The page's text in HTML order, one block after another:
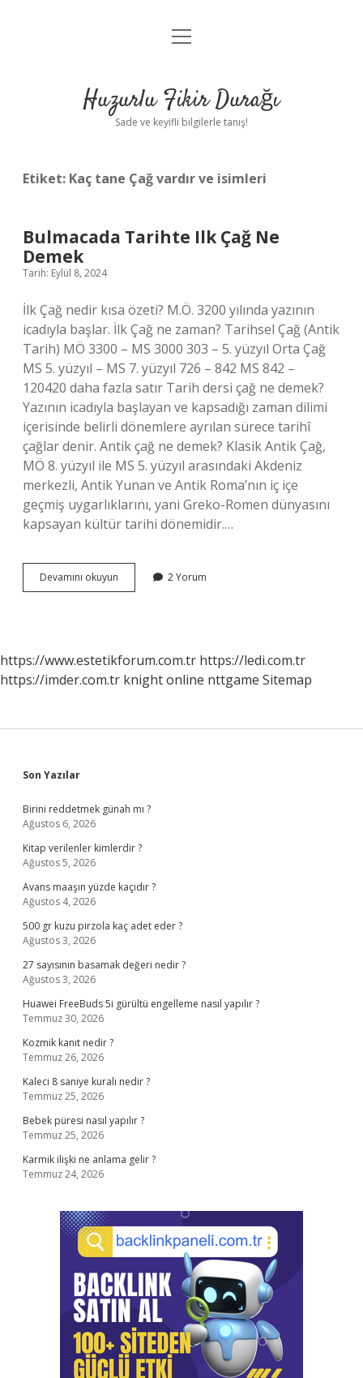
Anasayfa
Yasal Uyarı
menüyü
Huzurlu Fikir Durağı
Sade ve keyifli bilgilerle tanış!
Etiket: Kaç tane Çağ vardır ve isimleri
Bulmacada Tarihte Ilk Çağ Ne
Demek
Tarih: Eylül 8, 2024
İlk Çağ nedir kısa özeti? M.Ö. 3200 yılında yazının
icadıyla başlar. İlk Çağ ne zaman? Tarihsel Çağ (Antik
Tarih) MÖ 3300 – MS 3000 303 – 5. yüzyıl Orta Çağ
MS 5. yüzyıl – MS 7. yüzyıl 726 – 842 MS 842 –
120420 daha fazla satır Tarih dersi çağ ne demek?
Yazının icadıyla başlayan ve kapsadığı zaman dilimi
içerisinde belirli dönemlere ayrılan sürece tarihî
çağlar denir. Antik çağ ne demek? Klasik Antik Çağ,
MÖ 8. yüzyıl ile MS 5. yüzyıl arasındaki Akdeniz
merkezli, Antik Yunan ve Antik Roma’nın iç içe
geçmiş uygarlıklarını, yani Greko-Romen dünyasını
kapsayan kültür tarihi dönemidir.…
Devamını okuyun Bulmacada
Tarihte
2 Yorum
https://www.estetikforum.com.tr https://ledi.com.tr
https://imder.com.tr knight online nttgame Sitemap
Sidebar
Son Yazılar
Birini reddetmek günah mı ?
Ağustos 6, 2026
Kitap verilenler kimlerdir ?
Ağustos 5, 2026
Avans maaşın yüzde kaçıdır ?
Ağustos 4, 2026
500 gr kuzu pirzola kaç adet eder ?
Ağustos 3, 2026
27 sayısının basamak değeri nedir ?
Ağustos 3, 2026
Huawei FreeBuds 5i gürültü engelleme nasıl yapılır ?
Temmuz 30, 2026
Kozmik kanıt nedir ?
Temmuz 26, 2026
Kaleci 8 saniye kuralı nedir ?
Temmuz 25, 2026
Bebek püresi nasıl yapılır ?
Temmuz 25, 2026
Karmik ilişki ne anlama gelir ?
Temmuz 24, 2026